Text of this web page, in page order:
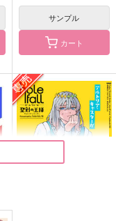
まだ見ぬ貴方は
sketchぶっく
1,001 円（税込）
爆豪勝己×女夢主
サンプル
カート